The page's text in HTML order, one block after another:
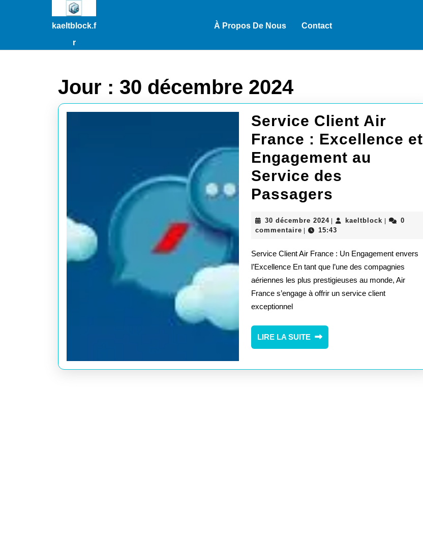
kaeltblock.f
r
À Propos De Nous Contact
Jour : 30 décembre 2024
Service Client Air
France : Excellence et
Engagement au
Service des
Passagers
Air
France
:
Excellence
30 décembre 202430
décembre
| kaeltblock kaeltblock
|
0
commentaire | 15:43
Service Client Air France : Un Engagement envers
l’Excellence En tant que l’une des compagnies
aériennes les plus prestigieuses au monde, Air
France s’engage à offrir un service client
exceptionnel
LIRE LA SUITE
LIRE
LA